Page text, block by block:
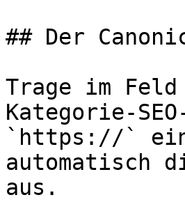
## Der
Trage im
Kategorie-
`https://`
automatisch